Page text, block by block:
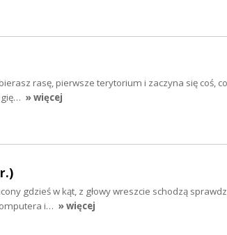
rasę, pierwsze terytorium i zaczyna się coś,
» więcej
gdzieś w kąt, z głowy wreszcie schodzą
i… » więcej